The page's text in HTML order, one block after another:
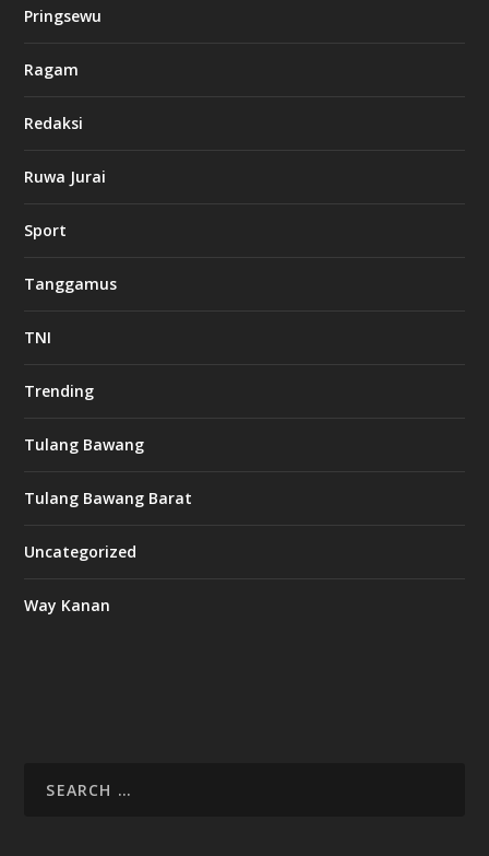
Pringsewu
Ragam
Redaksi
Ruwa Jurai
Sport
Tanggamus
TNI
Trending
Tulang Bawang
Tulang Bawang Barat
Uncategorized
Way Kanan